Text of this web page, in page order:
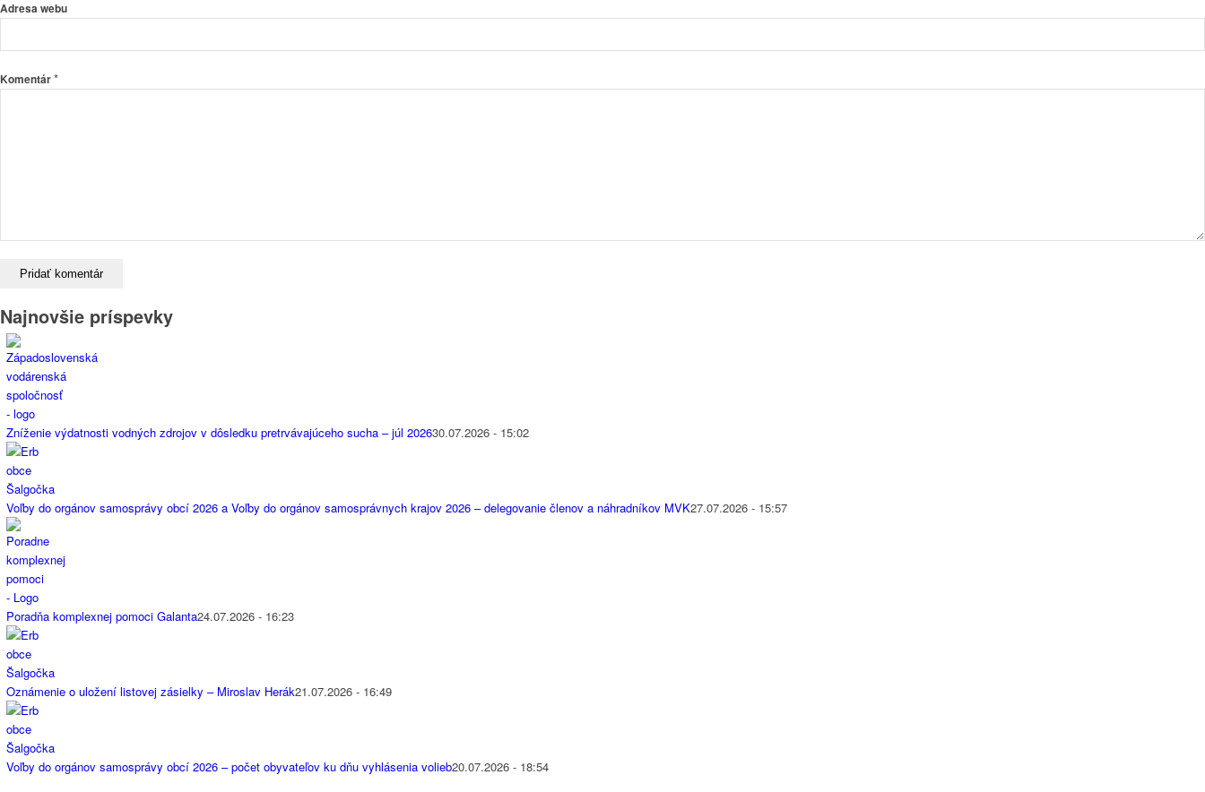
Adresa webu
Komentár*
Najnovšie príspevky
Zníženie výdatnosti vodných zdrojov v dôsledku pretrvávajúceho sucha – júl 202630.07.2026 - 15:02
Voľby do orgánov samosprávy obcí 2026 a Voľby do orgánov samosprávnych krajov 2026 – delegovanie členov a náhradníkov MVK27.07.2026 - 15:57
Poradňa komplexnej pomoci Galanta24.07.2026 - 16:23
Oznámenie o uložení listovej zásielky – Miroslav Herák21.07.2026 - 16:49
Voľby do orgánov samosprávy obcí 2026 – počet obyvateľov ku dňu vyhlásenia volieb20.07.2026 - 18:54